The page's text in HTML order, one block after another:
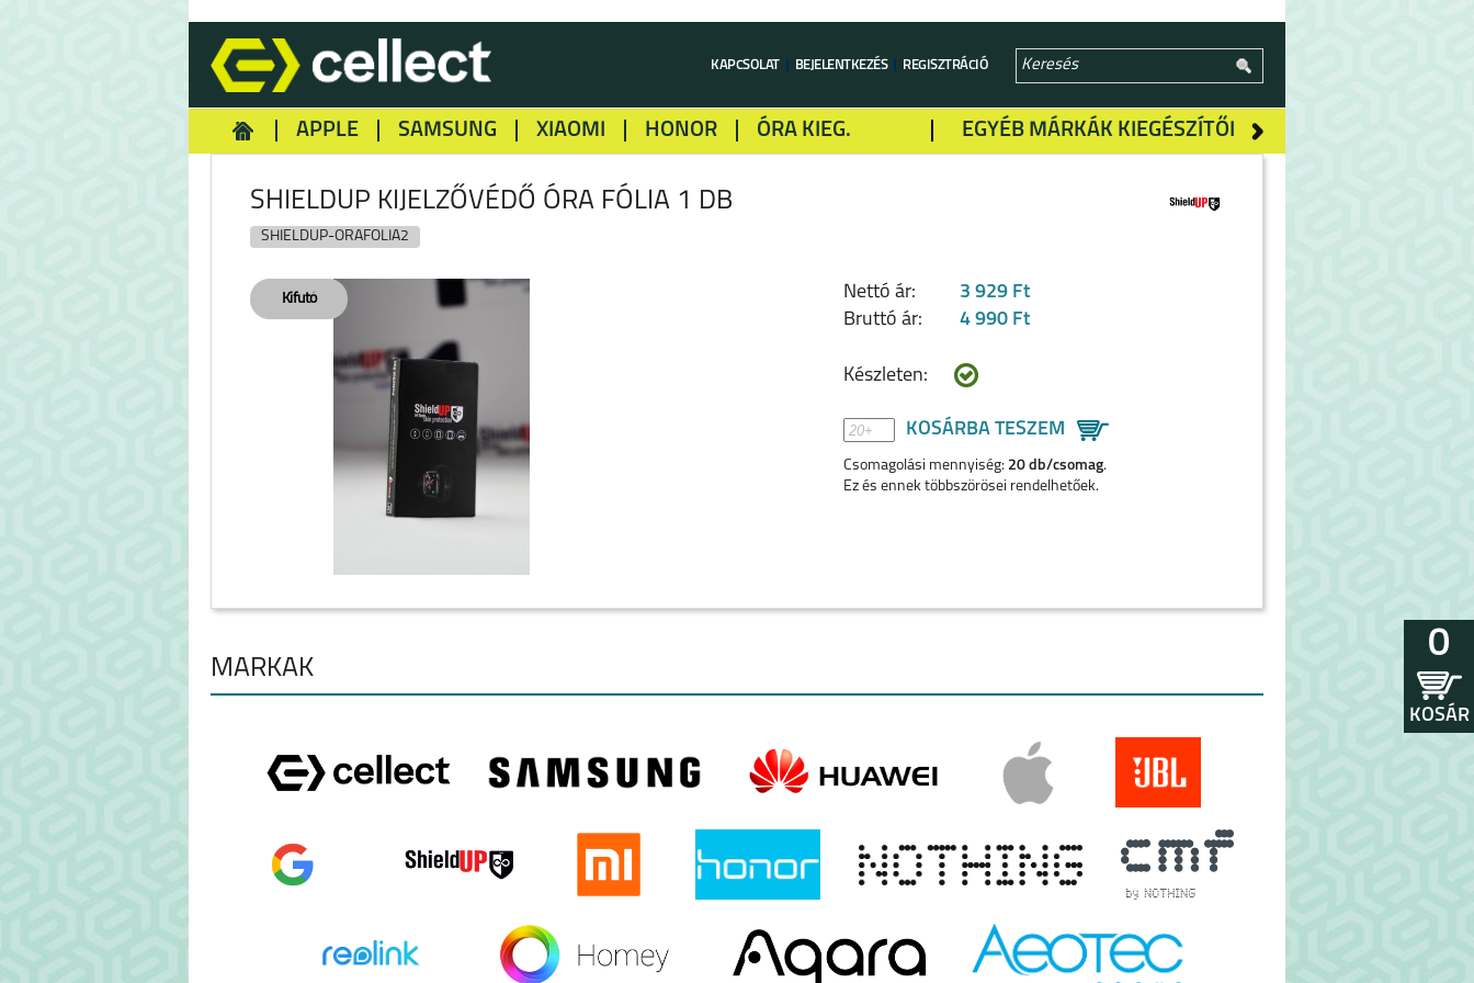
KAPCSOLAT BEJELENTKEZÉS REGISZTRÁCIÓ
EGYÉB MÁRKÁK KIEGÉSZÍTŐI
APPLE SAMSUNG XIAOMI HONOR ÓRA KIEG.
SHIELDUP KIJELZŐVÉDŐ ÓRA FÓLIA 1 DB
SHIELDUP-ORAFOLIA2
Nettó ár:
3 929 Ft
Bruttó ár:
4 990 Ft
Készleten:
KOSÁRBA TESZEM
Csomagolási mennyiség: 20 db/csomag.
Ez és ennek többszörösei rendelhetőek.
MÁRKÁK
0
KOSÁR